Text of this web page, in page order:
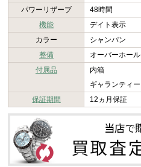
パワーリザーブ
48時間
機能
デイト表示
カラー
シャンパン
整備
オーバーホール
付属品
内箱
ギャランティー
保証期間
12ヵ月保証